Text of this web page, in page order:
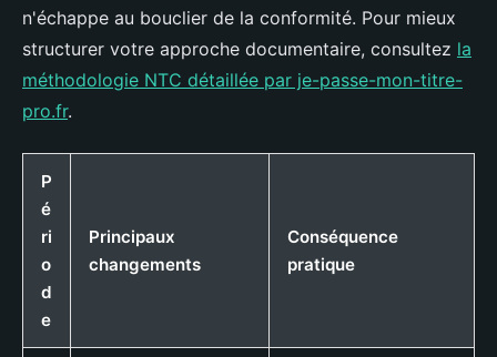
n'échappe au bouclier de la conformité. Pour mieux
structurer votre approche documentaire, consultez la
méthodologie NTC détaillée par je-passe-mon-titre-
pro.fr.
P
é
ri
o
d
e
Principaux
changements
Conséquence
pratique